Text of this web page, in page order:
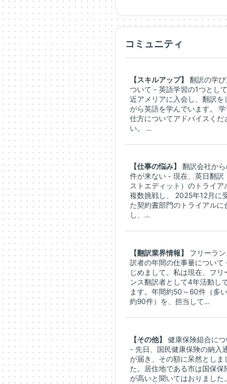
コミュニティ
【スキルアップ】
翻訳の学び
ついて - 英語学習の1つとし
近アメリアに入会し、翻訳を
がら英語を学んでいます。
仕方についてアドバイスくだ
い。 ...
【仕事の悩み】
翻訳会社から
件が来ない - 現在、英日翻訳
ストエディット）のトライア
複数挑戦し、 2025年12月に
た契約書部門のトライアルに
し、...
【翻訳業界情報】
フリーラ
訳者の年間の仕事量について
じめまして。私は現在、フリ
ンス翻訳者として4年活動し
ます。年間約50～60件（多
約90件）を、担当して...
【その他】
健康保険組合につ
- 先日、国民健康保険の納入
が届き、その額に呆然としま
た。居住地である市は国保保
が高いと聞いてはおりました